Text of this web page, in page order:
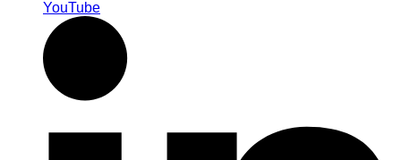
YouTube